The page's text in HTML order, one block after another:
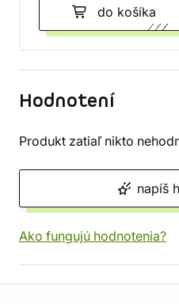
do košíka
Hodnotení
Produkt zatiaľ nikto
napíš
Ako fungujú hodnotenia?